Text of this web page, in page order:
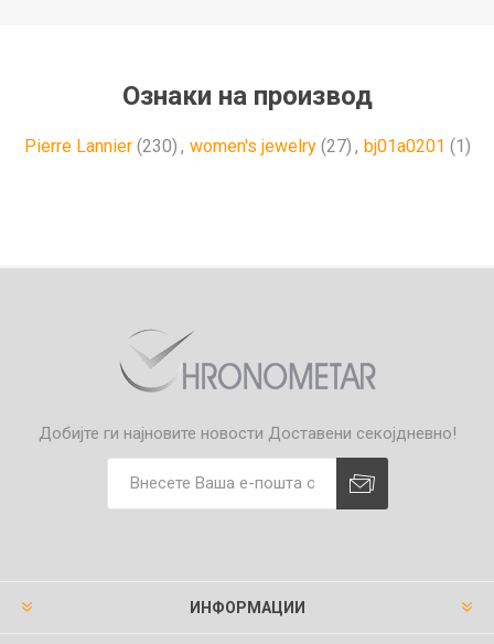
Ознаки на производ
Pierre Lannier (230) , women's jewelry (27) , bj01a0201 (1)
Добијте ги најновите новости Доставени секојдневно!
ИНФОРМАЦИИ